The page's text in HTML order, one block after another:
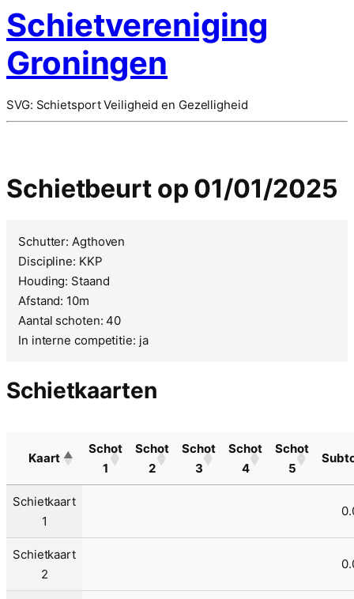
Schietvereniging
Groningen
SVG: Schietsport Veiligheid en Gezelligheid
Schietbeurt op 01/01/2025
Schutter: Agthoven
Discipline: KKP
Houding: Staand
Afstand: 10m
Aantal schoten: 40
In interne competitie: ja
Schietkaarten
Kaart
Schot
1
Schot
2
Schot
3
Schot
4
Schot
5
Schietkaart
1
Schietkaart
2